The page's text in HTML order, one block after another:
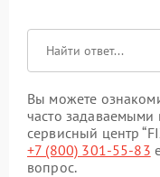
Вы можете
часто задаваемыми
сервисный центр
+7 (800) 301-55-83
вопрос.